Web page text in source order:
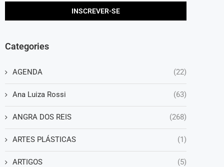
Categories
AGENDA (22)
Ana Luiza Rossi (63)
ANGRA DOS REIS (268)
ARTES PLÁSTICAS (1)
ARTIGOS (5)